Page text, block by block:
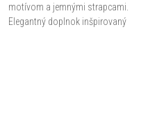
motívom a jemnými strapcami.
Elegantný doplnok inšpirovaný